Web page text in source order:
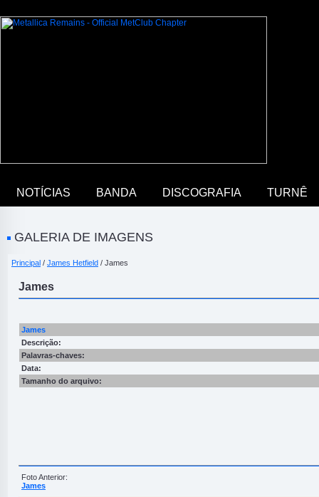
NOTÍCIAS BANDA DISCOGRAFIA TURNÊ
GALERIA DE IMAGENS
Principal / James Hetfield / James
James
James
Descrição:
Palavras-chaves:
Data:
Tamanho do arquivo:
Foto Anterior:
James